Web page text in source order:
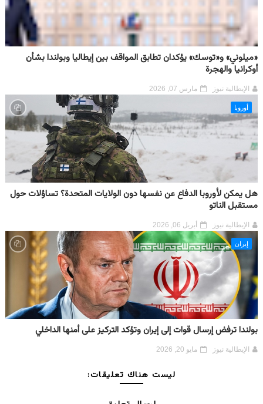
«ميلوني» و«توسك» يؤكدان تطابق المواقف بين إيطاليا وبولندا بشأن
أوكرانيا والهجرة
الإيطالية نيوز مارس 07, 2026
أوروبا
هل يمكن لأوروبا الدفاع عن نفسها دون الولايات المتحدة؟ تساؤلات حول
مستقبل الناتو
الإيطالية نيوز أبريل 06, 2026
إيران
بولندا ترفض إرسال قوات إلى إيران وتؤكد التركيز على أمنها الداخلي
الإيطالية نيوز مايو 20, 2026
ليست هناك تعليقات: